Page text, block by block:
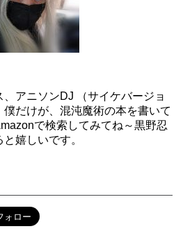
アニソンDJ （サイケバージョ
だけが、混沌魔術の本を書いて
で検索してみてね～黒野忍
嬉しいです。